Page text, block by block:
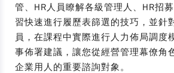
管、HR人員瞭解各級管理人、HR招
習快速進行履歷表篩選的技巧，並針
員，在課程中實際進行人力佈局調度
事佈署建議，讓您從經營管理幕僚角
企業用人的重要諮詢對象。